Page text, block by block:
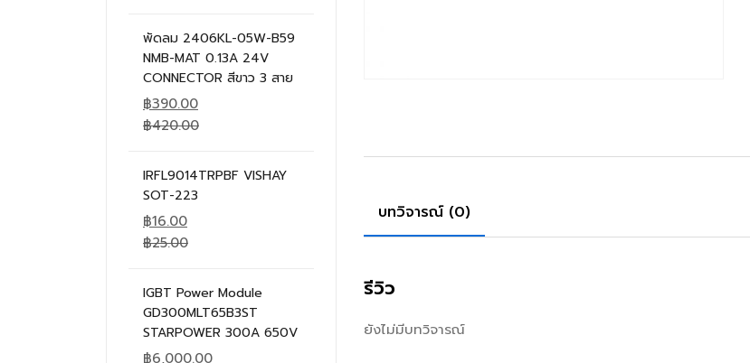
พัดลม 2406KL-05W-B59
NMB-MAT 0.13A 24V
CONNECTOR สีขาว 3 สาย
฿390.00
฿420.00
IRFL9014TRPBF VISHAY
SOT-223
฿16.00
฿25.00
IGBT Power Module
GD300MLT65B3ST
STARPOWER 300A 650V
฿6,000.00
บทวิจารณ์ (0)
รีวิว
ยังไม่มีบทวิจารณ์